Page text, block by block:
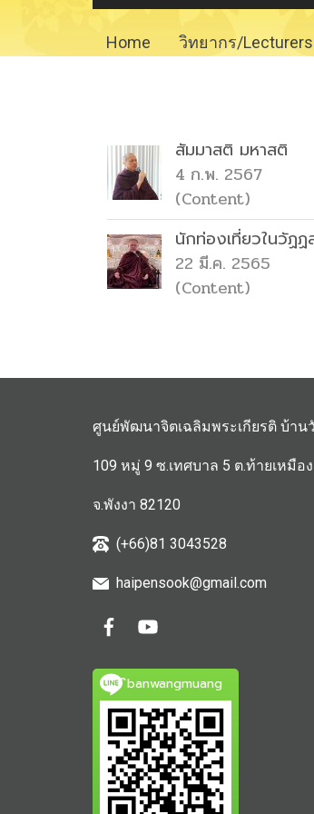
Home วิทยากร/Lecturers
สัมมาสติ มหาสติ
4 ก.พ. 2567
(Content)
นักท่องเที่ยวในวัฏฏ
22 มี.ค. 2565
(Content)
ศูนย์พัฒนาจิตเฉลิมพระเกียรติ บ้านวั
109 หมู่ 9 ซ.เทศบาล 5 ต.ท้ายเหมือ
จ.พังงา 82120
(+66)81 3043528
haipensook@gmail.com
ิbanwangmuang